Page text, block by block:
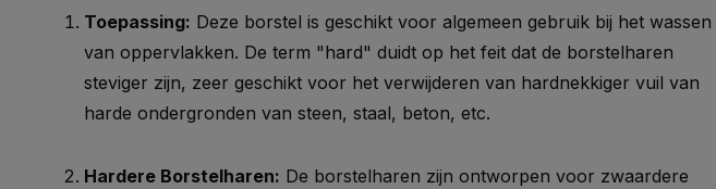
Toepassing: Deze borstel is geschikt voor algemeen gebruik bij het wassen
van oppervlakken. De term "hard" duidt op het feit dat de borstelharen
steviger zijn, zeer geschikt voor het verwijderen van hardnekkiger vuil van
harde ondergronden van steen, staal, beton, etc.
Hardere Borstelharen: De borstelharen zijn ontworpen voor zwaardere